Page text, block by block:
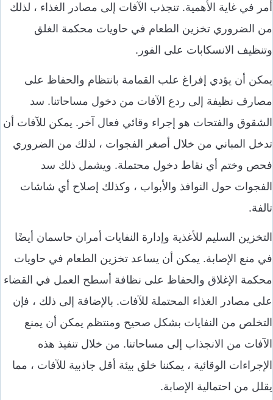
أمر في غاية الأهمية. تنجذب الآفات إلى مصادر الغذاء ، لذلك
من الضروري تخزين الطعام في حاويات محكمة الغلق
وتنظيف الانسكابات على الفور.
يمكن أن يؤدي إفراغ علب القمامة بانتظام والحفاظ على
مصارف نظيفة إلى ردع الآفات من دخول مساحاتنا. سد
الشقوق والفتحات هو إجراء وقائي فعال آخر. يمكن للآفات أن
تدخل المباني من خلال أصغر الفجوات ، لذلك من الضروري
فحص وختم أي نقاط دخول محتملة. ويشمل ذلك سد
الفجوات حول النوافذ والأبواب ، وكذلك إصلاح أي شاشات
تالفة.
التخزين السليم للأغذية وإدارة النفايات أمران حاسمان أيضًا
في منع الإصابة. يمكن أن يساعد تخزين الطعام في حاويات
محكمة الإغلاق والحفاظ على نظافة أسطح العمل في القضاء
على مصادر الغذاء المحتملة للآفات. بالإضافة إلى ذلك ، فإن
التخلص من النفايات بشكل صحيح ومنتظم يمكن أن يمنع
الآفات من الانجذاب إلى مساحاتنا. من خلال تنفيذ هذه
الإجراءات الوقائية ، يمكننا خلق بيئة أقل جاذبية للآفات ، مما
يقلل من احتمالية الإصابة.